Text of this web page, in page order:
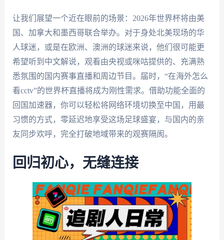
让我们展望一个近在眼前的场景：2026年世界杯将由美
国、加拿大和墨西哥联合举办。对于身处北美现场的华
人球迷，或是在欧洲、澳洲的球迷来说，他们很可能更
希望听到中文解说，观看由央视或咪咕提供的、充满熟
悉氛围的国内赛事直播和周边节目。届时，“在海外怎么
看cctv”的世界杯直播将成为刚性需求。借助功能全面的
回国加速器，你可以轻松将网络环境切换至中国，用最
习惯的方式，零延迟地享受这场足球盛宴，与国内的亲
友同步欢呼，完全打破地域带来的观赛隔阂。
回归初心，无缝连接